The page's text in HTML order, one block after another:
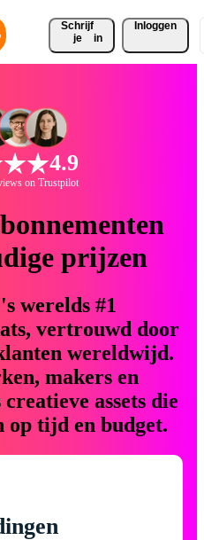
Schrijf
je
in
Inloggen
4.9
on Trustpilot
prijzen
werelds #1
vertrouwd door
wereldwijd.
makers en
assets die
op tijd en budget.